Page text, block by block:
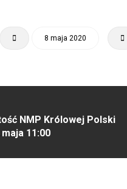
8 maja 2020
NMP Królowej Polski
11:00